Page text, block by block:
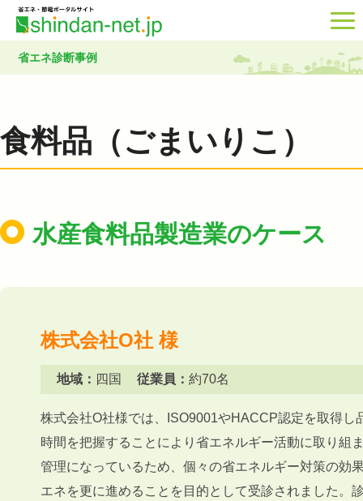
省エネ診断事例
食料品（ごまいりこ）
水産食料品製造業のケース
株式会社O社 様
地域： 四国 従業員： 約70名
株式会社O社様では、ISO9001やHACCP認定を取得
時間を把握することにより省エネルギー活動に取り組
管理になっているため、個々の省エネルギー対策の効
エネを更に進めることを目的として受診されました。